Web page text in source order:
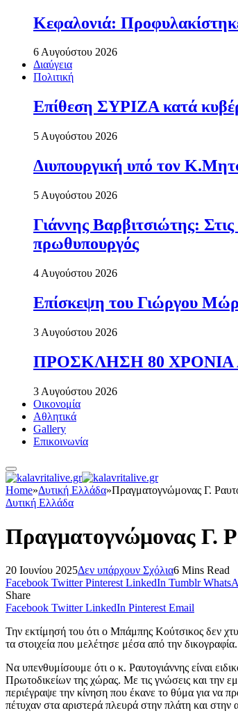
Κεφαλονιά:
6 Αυγούστου 2026
Διαύγεια
Πολιτική
Επίθεση ΣΥΡΙΖΑ κατά
5 Αυγούστου 2026
Διυπουργική υπό τον
5 Αυγούστου 2026
Γιάννης Βαρβιτσιώτης:
πρωθυπουργός
4 Αυγούστου 2026
Επίσκεψη του Γιώργου
3 Αυγούστου 2026
ΠΡΟΣΚΛΗΣΗ 80 ΧΡΟΝΙΑ
3 Αυγούστου 2026
Οικονομία
Αθλητικά
Gallery
Επικοινωνία
Home»Δυτική Ελλάδα»Πραγματογνώμονας Γ.
Δυτική Ελλάδα
Πραγματογνώμονας Γ.
20 Ιουνίου 2025Δεν υπάρχουν Σχόλια6 Mins Read
Facebook Twitter Pinterest LinkedIn Tumblr
Share
Facebook Twitter LinkedIn Pinterest Email
Την εκτίμησή του ότι ο Μπάμπης Κούτσικος δεν
τα στοιχεία που μελέτησε μέσα από την δικογραφία.
Να υπενθυμίσουμε ότι ο κ. Ραυτογιάννης είναι
Πρωτοδικείων της χώρας. Με τις γνώσεις και την
περιέγραψε την κίνηση που έκανε το θύμα για να
πέτυχαν στα αριστερά πλευρά στην πλάτη και στην